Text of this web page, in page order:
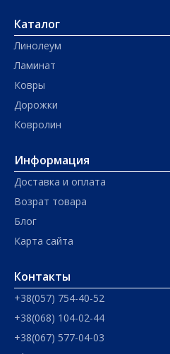
Каталог
Линолеум
Ламинат
Ковры
Дорожки
Ковролин
Информация
Доставка и оплата
Возрат товара
Блог
Карта сайта
Контакты
+38(057) 754-40-52
+38(068) 104-02-44
+38(067) 577-04-03